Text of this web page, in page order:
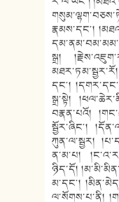
རྣམས་དང༌།
སྒྲ།
དང༌།
སྒྲ་སྟེ།
བརྣན་པའོ།
སྦྱོར་ཞིང༌།
ཀུན་ལ་སྦྱར།
ན་མ་པ།
ཉིད་དོ།
མ་དང༌།
ལ་སོགས་པ་ནི།